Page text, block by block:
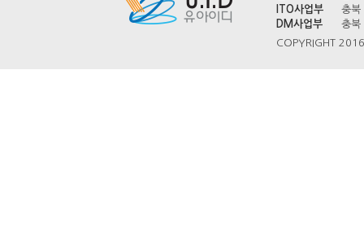
ITO사업부
충
DM사업부
충
COPYRIGHT